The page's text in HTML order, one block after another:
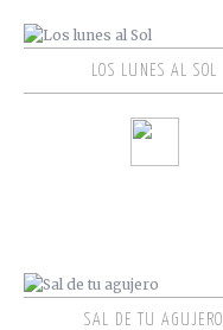
LOS LUNES AL SOL
SAL DE TU AGUJERO